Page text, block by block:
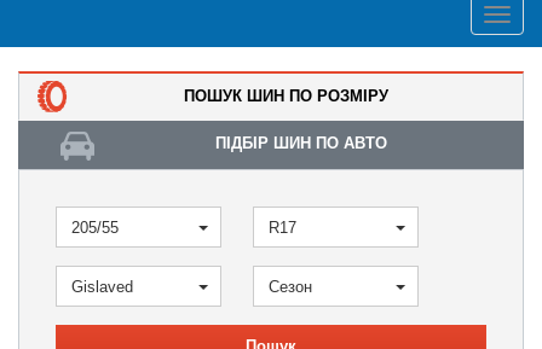
ПОШУК ШИН ПО РОЗМІРУ
ПІДБІР ШИН ПО АВТО
205/55 R17
Gislaved Сезон
Пошук